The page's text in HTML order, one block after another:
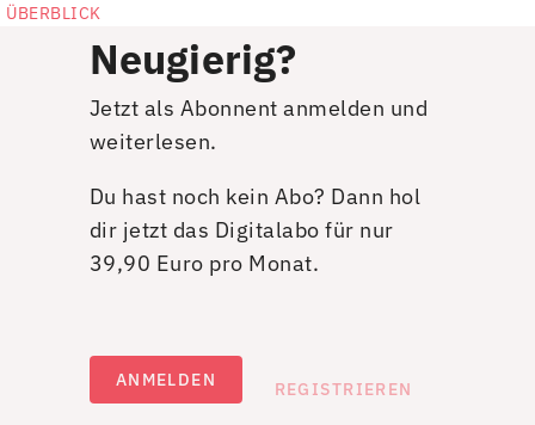
ÜBERBLICK
Neugierig?
Jetzt als Abonnent anmelden und
weiterlesen.
Du hast noch kein Abo? Dann hol
dir jetzt das Digitalabo für nur
39,90 Euro pro Monat.
ANMELDEN REGISTRIEREN